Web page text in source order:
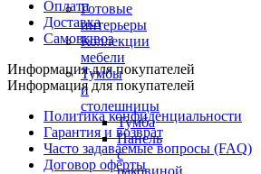
Готовые
интерьеры
Коллекции
мебели
Тумбы
и
столешницы
Тумба
Панель
с
Оплата
Доставка
Самовывоз
Информация для покупателей
Информация для покупателей
Политика конфиденциальности
Гарантия и возврат
Часто задаваемые вопросы (FAQ)
Договор оферты